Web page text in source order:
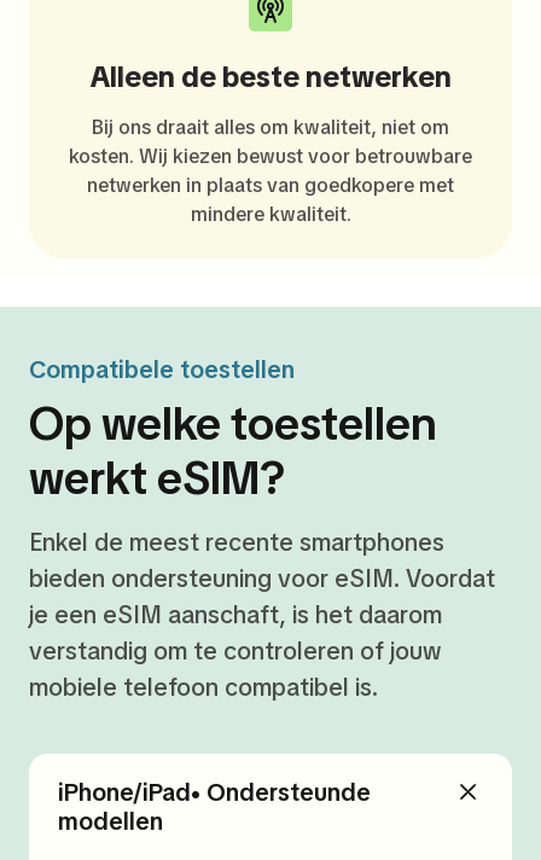
Alleen de beste netwerken
Bij ons draait alles om kwaliteit, niet om
kosten. Wij kiezen bewust voor betrouwbare
netwerken in plaats van goedkopere met
mindere kwaliteit.
Compatibele toestellen
Op welke toestellen
werkt eSIM?
Enkel de meest recente smartphones
bieden ondersteuning voor eSIM. Voordat
je een eSIM aanschaft, is het daarom
verstandig om te controleren of jouw
mobiele telefoon compatibel is.
iPhone/iPad• Ondersteunde
modellen